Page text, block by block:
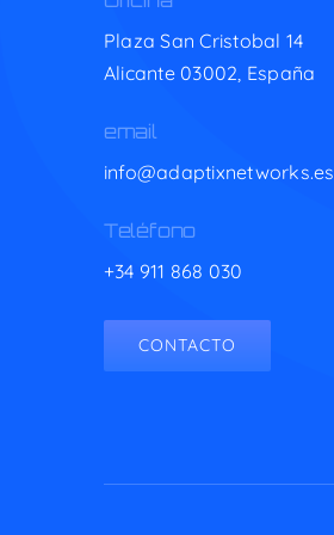
Plaza San Cristobal 14
Alicante 03002, España
email
info@adaptixnetworks.es
Teléfono
+34 911 868 030
CONTACTO